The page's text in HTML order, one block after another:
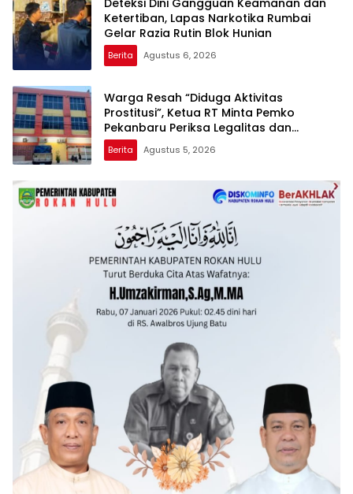
Ketertiban, Lapas Narkotika Rumbai
Gelar Razia Rutin Blok Hunian
Berita Agustus 6, 2026
Warga Resah “Diduga Aktivitas
Prostitusi”, Ketua RT Minta Pemko
Pekanbaru Periksa Legalitas dan
Aktivitas Z Homestay di Jalan Tanjung
Datuk
Berita Agustus 5, 2026